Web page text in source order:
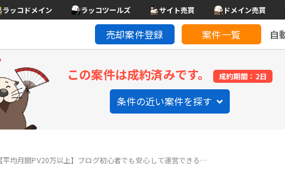
ラッコドメイン ラッコツールズ サイト売買 ドメイン売買
売却案件登録 案件一覧 自
この案件は成約済みです。 成約期間：2日
条件の近い案件を探す
【平均月間PV20万以上】ブログ初心者でも安心して運営できる…